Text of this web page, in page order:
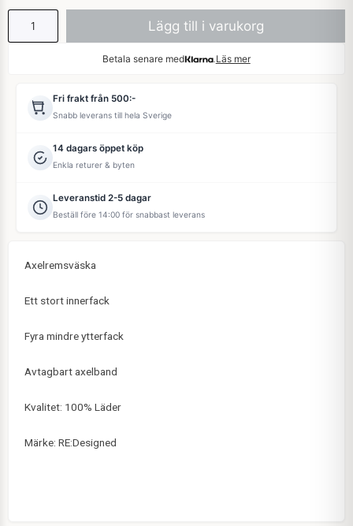
Lägg till i varukorg
Betala senare med Läs mer
Fri frakt från 500:-
Snabb leverans till hela Sverige
14 dagars öppet köp
Enkla returer & byten
Leveranstid 2-5 dagar
Beställ före 14:00 för snabbast leverans
Axelremsväska
Ett stort innerfack
Fyra mindre ytterfack
Avtagbart axelband
Kvalitet: 100% Läder
Märke: RE:Designed